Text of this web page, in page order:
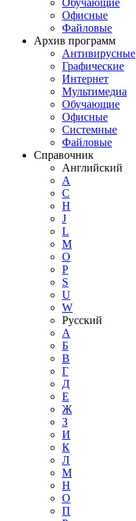
Обучающие
Офисные
Файловые
Архив программ
Антивирусные
Графические
Интернет
Мультимедиа
Обучающие
Офисные
Системные
Файловые
Справочник
Английский
A
C
H
J
L
M
O
P
S
U
W
Русский
А
Б
В
Г
Д
Е
Ж
З
И
К
Л
М
Н
О
П